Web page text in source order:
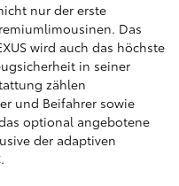
nur der erste
Das
wird auch das höchste
in seiner
zählen
und Beifahrer sowie
optional angebotene
der adaptiven